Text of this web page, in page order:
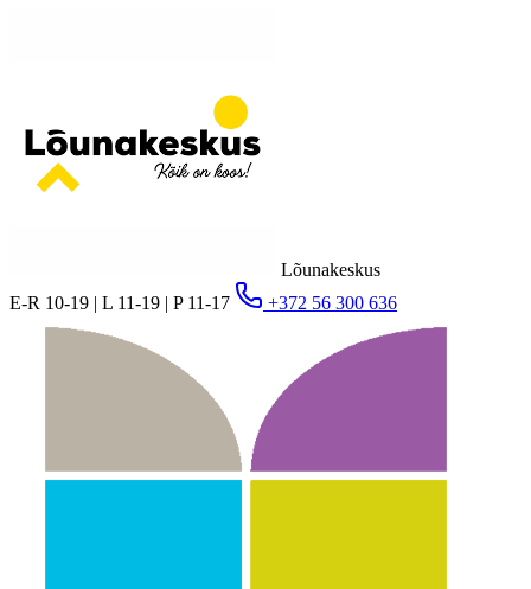
Lõunakeskus
E-R 10-19 | L 11-19 | P 11-17
+372 56 300 636